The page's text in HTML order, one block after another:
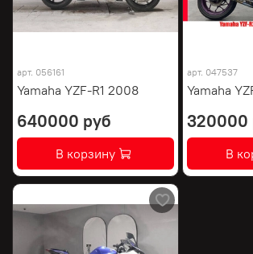
арт. 056161
Yamaha YZF-R1 2008
640000 руб
В корзину
арт. 047537
Yamaha
320000
В